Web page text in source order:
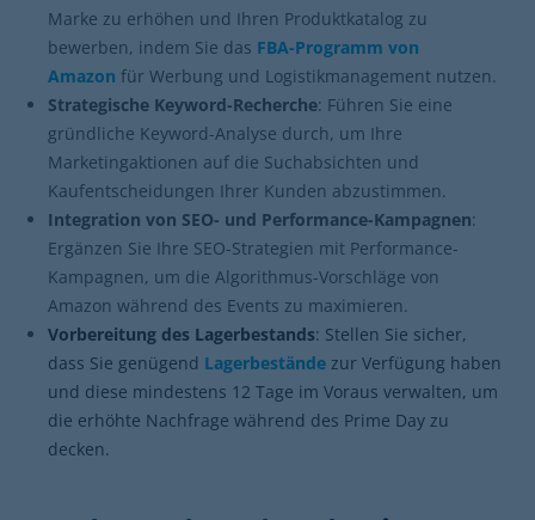
Marke zu erhöhen und Ihren Produktkatalog zu
bewerben, indem Sie das FBA-Programm von
Amazon für Werbung und Logistikmanagement nutzen.
Strategische Keyword-Recherche: Führen Sie eine
gründliche Keyword-Analyse durch, um Ihre
Marketingaktionen auf die Suchabsichten und
Kaufentscheidungen Ihrer Kunden abzustimmen.
Integration von SEO- und Performance-Kampagnen:
Ergänzen Sie Ihre SEO-Strategien mit Performance-
Kampagnen, um die Algorithmus-Vorschläge von
Amazon während des Events zu maximieren.
Vorbereitung des Lagerbestands: Stellen Sie sicher,
dass Sie genügend Lagerbestände zur Verfügung haben
und diese mindestens 12 Tage im Voraus verwalten, um
die erhöhte Nachfrage während des Prime Day zu
decken.